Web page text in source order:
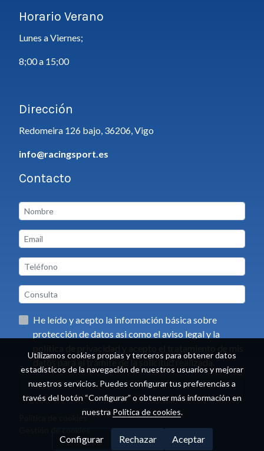
Horario Verano
Lunes a Viernes;
8;00 a 15;00
Dirección
Redomeira 126 bajo, 36206, Vigo
info@racingsport.es
Contacto
He leído y acepto la información básica sobre
protección de datos asi como el aviso legal y la
datos para el trámite de la solicitud realizada.
Enviar
Política de cookies
Utilizamos cookies propias y terceros para obtener datos
estadísticos de la navegación de nuestros usuarios y mejorar
nuestros servicios. Puedes configurar tus preferencias a
través del botón “Configurar” o obtener más información en
nuestra Política de cookies.
Configurar Rechazar Aceptar